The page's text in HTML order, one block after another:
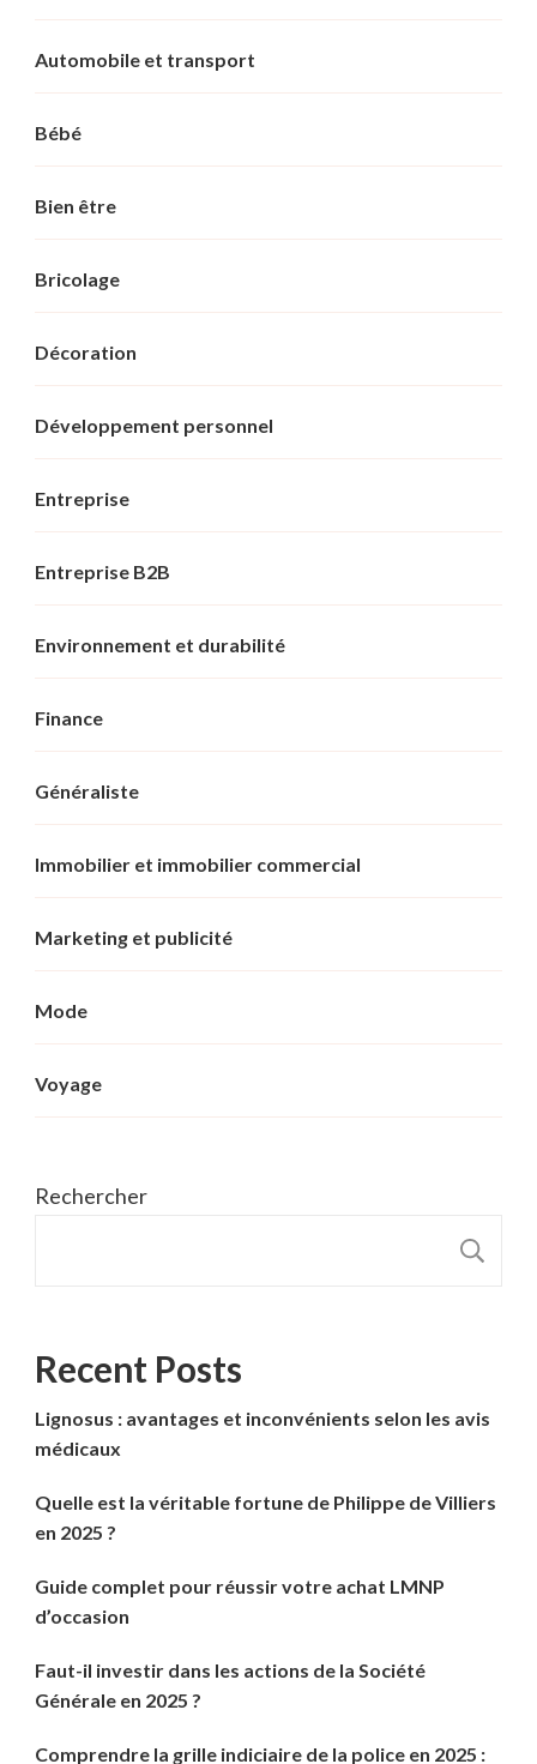
Automobile et transport
Bébé
Bien être
Bricolage
Décoration
Développement personnel
Entreprise
Entreprise B2B
Environnement et durabilité
Finance
Généraliste
Immobilier et immobilier commercial
Marketing et publicité
Mode
Voyage
Rechercher
Recent Posts
Lignosus : avantages et inconvénients selon les avis
médicaux
Quelle est la véritable fortune de Philippe de Villiers
en 2025 ?
Guide complet pour réussir votre achat LMNP
d’occasion
Faut-il investir dans les actions de la Société
Générale en 2025 ?
Comprendre la grille indiciaire de la police en 2025 :